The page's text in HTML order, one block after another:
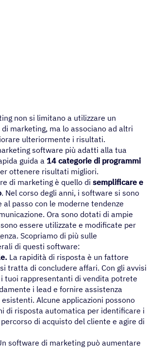
non si limitano a utilizzare un
marketing, ma lo associano ad altri
ulteriormente i risultati.
software più adatti alla tua
guida a 14 categorie di programmi
ottenere risultati migliori.
di marketing è quello di semplificare e
. Nel corso degli anni, i software si sono
passo con le moderne tendenze
Ora sono dotati di ampie
essere utilizzate e modificate per
Scopriamo di più sulle
di questi software:
. La rapidità di risposta è un fattore
tratta di concludere affari. Con gli avvisi
tuoi rappresentanti di vendita potrete
i lead e fornire assistenza
Alcune applicazioni possono
di risposta automatica per identificare i
di acquisto del cliente e agire di
software di marketing può aumentare